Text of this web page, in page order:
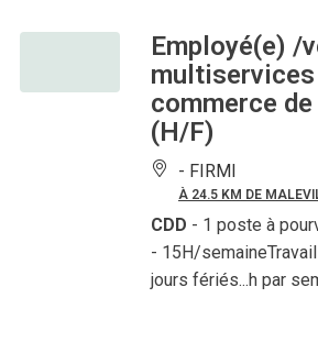
Employé(e) /
multiservices
commerce
(H/F)
- FIRMI
À 24.5 KM DE
CDD - 1 poste à
- 15H/
jours fériés...h par